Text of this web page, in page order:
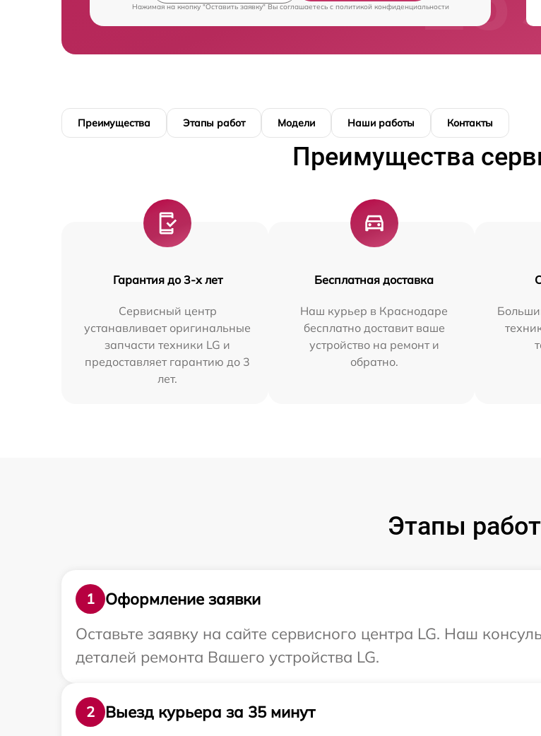
Нажимая на кнопку "Оставить заявку" Вы соглашаетесь c политикой конфиденциальности
Преимущества Этапы работ Модели Наши работы Контакты
Преимущества
Гарантия до 3-х лет
Сервисный центр
устанавливает оригинальные
запчасти техники LG и
предоставляет гарантию до 3
лет.
Бесплатная доставка
Наш курьер в Краснодаре
бесплатно доставит ваше
устройство на ремонт и
обратно.
Этапы
1
Оформление заявки
Оставьте заявку на сайте сервисного центра LG. Наш
деталей ремонта Вашего устройства LG.
2
Выезд курьера за 35 минут